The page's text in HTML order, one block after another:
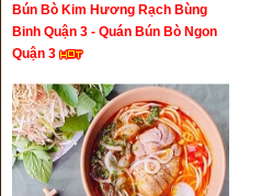
Bún Bò Kim Hương Rạch Bùng
Binh Quận 3 - Quán Bún Bò Ngon
Quận 3